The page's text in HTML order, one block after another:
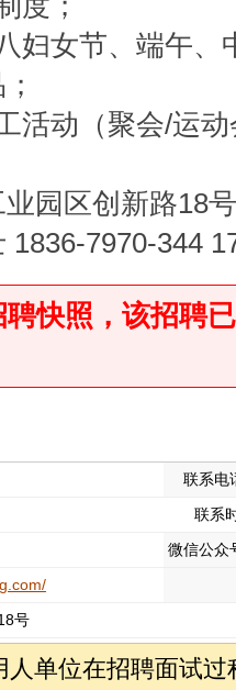
妇女节、端午、
活动（聚会/运
园区创新路18号
7970-344
快照，该招聘
联系电
联系
微信公众
号
人单位在招聘面试